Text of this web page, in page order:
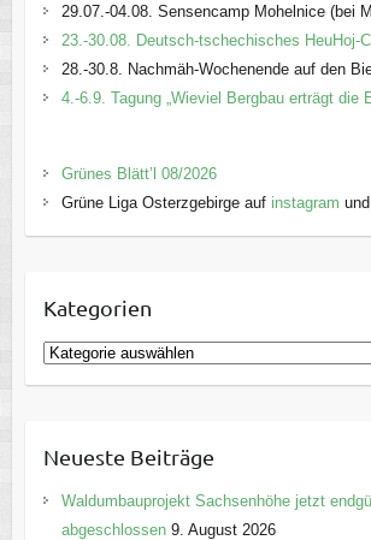
29.07.-04.08. Sensencamp Mohelnice (bei
23.-30.08. Deutsch-tschechisches HeuHoj-
28.-30.8. Nachmäh-Wochenende auf den
4.-6.9. Tagung „Wieviel Bergbau erträgt die
Grünes Blätt’l 08/2026
Grüne Liga Osterzgebirge auf instagram und
Kategorien
K
a
g
o
Neueste Beiträge
Waldumbauprojekt Sachsenhöhe jetzt
abgeschlossen 9. August 2026